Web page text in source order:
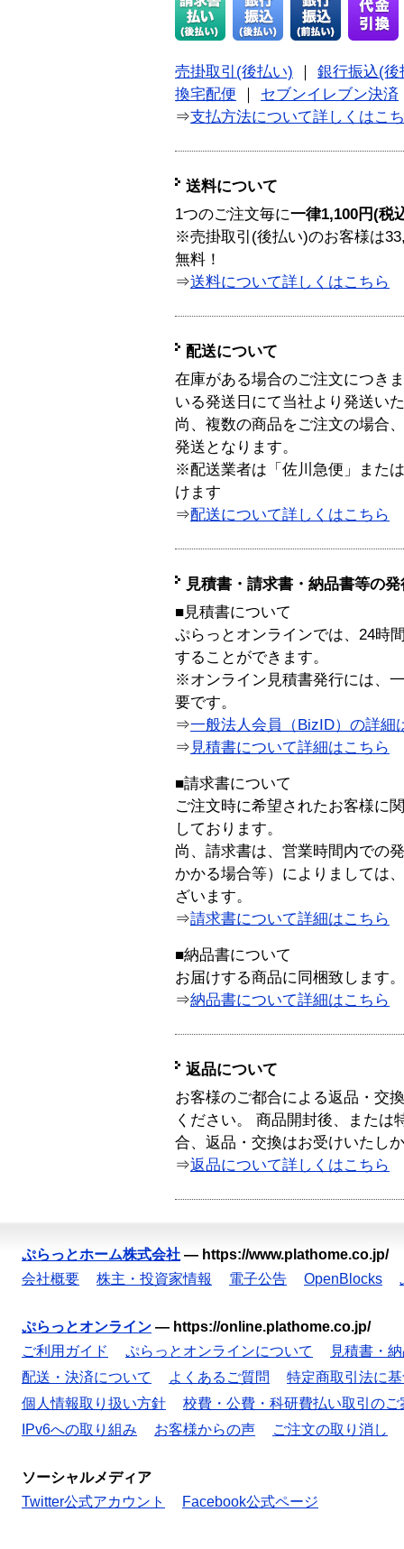
売掛取引(後払い)
銀行振込(後
換宅配便
セブンイレブン決済
⇒支払方法について詳しくはこ
送料について
1つのご注文毎に一律1,100円(税
※売掛取引(後払い)のお客様は
無料！
⇒送料について詳しくはこちら
配送について
在庫がある場合のご注文につき
いる発送日にて当社より発送い
尚、複数の商品をご注文の場合
発送となります。
※配送業者は「佐川急便」また
けます
⇒配送について詳しくはこちら
見積書・請求書・納品書等の
■見積書について
ぷらっとオンラインでは、24時
することができます。
※オンライン見積書発行には、
要です。
⇒一般法人会員（BizID）の詳細
⇒ 見積書について詳細はこちら
■請求書について
ご注文時に希望されたお客様に
しております。
尚、請求書は、営業時間内での
かかる場合等）によりましては
ざいます。
⇒請求書について詳細はこちら
■納品書について
お届けする商品に同梱致します。
⇒納品書について詳細はこちら
返品について
お客様のご都合による返品・交
ください。 商品開封後、または
合、返品・交換はお受けいたし
⇒返品について詳しくはこちら
ぷらっとホーム株式会社 — https://www.plathome.co.jp/
会社概要
株主・投資家情報 電子公告 OpenBlocks
ぷらっとオンライン — https://online.plathome.co.jp/
ご利用ガイド
ぷらっとオンラインについて
見積書・
配送・決済について
よくあるご質問
特定商取引法に
個人情報取り扱い方針
校費・公費・科研費払い取引のご
IPv6への取り組み
お客様からの声 ご注文の取り消し
ソーシャルメディア
Twitter公式アカウント
Facebook公式ページ